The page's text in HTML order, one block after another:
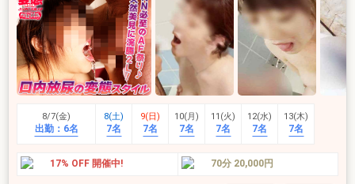
8/7(金)
出勤： 6名
8(土)
7名
9(日)
7名
10(月)
7名
11(火)
7名
12(水)
7名
13(木)
7名
17% OFF 開催中! 70分 20,000円